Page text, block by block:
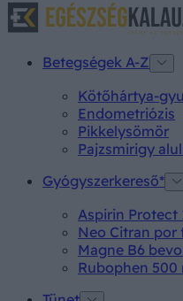
Betegségek A-Z
Kötőhártya-
Endometriózis
Pikkelysömör
Pajzsmirigy
Gyógyszerkereső*
Aspirin Protect
Neo Citran
Magne B6
Rubophen